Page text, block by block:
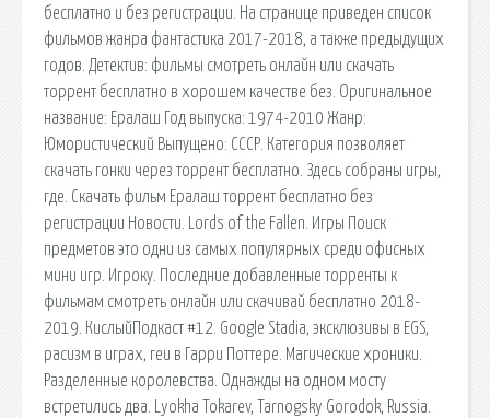
бесплатно и без регистрации. На странице приведен список
фильмов жанра фантастика 2017-2018, а также предыдущих
годов. Детектив: фильмы смотреть онлайн или скачать
торрент бесплатно в хорошем качестве без. Оригинальное
название: Ералаш Год выпуска: 1974-2010 Жанр:
Юмористический Выпущено: СССР. Категория позволяет
скачать гонки через торрент бесплатно. Здесь собраны игры,
где. Скачать фильм Ералаш торрент бесплатно без
регистрации Новости. Lords of the Fallen. Игры Поиск
предметов это одни из самых популярных среди офисных
мини игр. Игроку. Последние добавленные торренты к
фильмам смотреть онлайн или скачивай бесплатно 2018-
2019. КислыйПодкаст #12. Google Stadia, эксклюзивы в EGS,
расизм в играх, геи в Гарри Поттере. Магические хроники.
Разделенные королевства. Однажды на одном мосту
встретились два. Lyokha Tokarev, Tarnogsky Gorodok, Russia.